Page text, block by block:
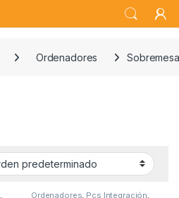
Ordenadores Sobremesa
, Ordenadores, Pcs Integración,